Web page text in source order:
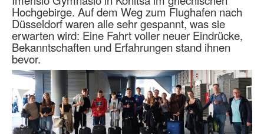
Hochgebirge. Auf dem Weg zum Flughafen nach
Düsseldorf waren alle sehr gespannt, was sie
erwarten wird: Eine Fahrt voller neuer Eindrücke,
Bekanntschaften und Erfahrungen stand ihnen
bevor.